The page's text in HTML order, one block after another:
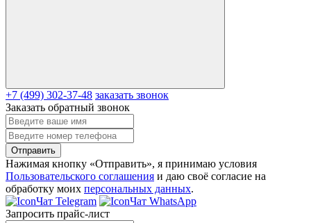
+7 (499) 302-37-48 заказать звонок
Заказать обратный звонок
Отправить
Нажимая кнопку «Отправить», я принимаю условия
Пользовательского соглашения и даю своё согласие на
обработку моих персональных данных.
Чат Telegram
Чат WhatsApp
Запросить прайс-лист